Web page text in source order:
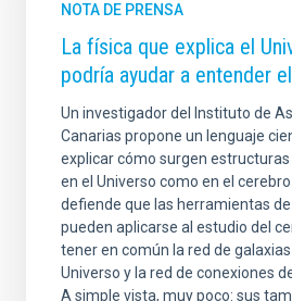
NOTA DE PRENSA
La física que explica el
podría ayudar a entender
Un investigador del Instituto de
Canarias propone un lenguaje
explicar cómo surgen
en el Universo como en el
defiende que las herramientas
pueden aplicarse al estudio del
tener en común la red de galaxias
Universo y la red de conexiones
A simple vista, muy poco: sus